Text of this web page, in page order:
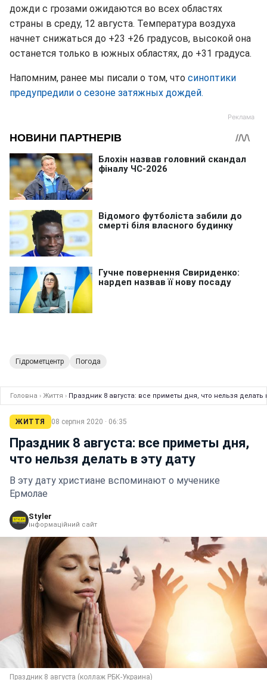
дожди с грозами ожидаются во всех областях
страны в среду, 12 августа. Температура воздуха
начнет снижаться до +23 +26 градусов, высокой она
останется только в южных областях, до +31 градуса.
Напомним, ранее мы писали о том, что синоптики
предупредили о сезоне затяжных дождей.
Гідрометцентр Погода
Головна › Життя › Праздник 8 августа: все приметы дня, что нельзя делать
ЖИТТЯ 08 серпня 2020 · 06:35
Праздник 8 августа: все приметы дня,
что нельзя делать в эту дату
В эту дату христиане вспоминают о мученике
Ермолае
Styler
інформаційний сайт
Праздник 8 августа (коллаж РБК-Украина)